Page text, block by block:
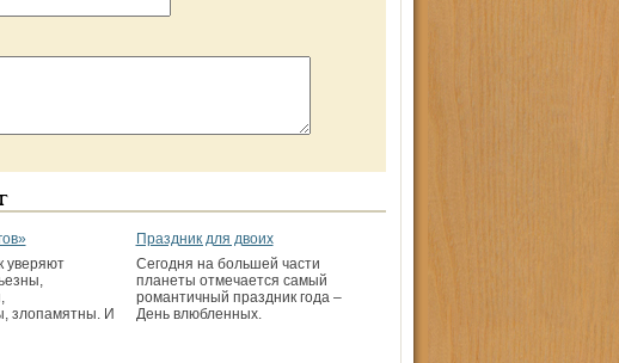
уверяют
злопамятны. И
Праздник для двоих
Сегодня на большей части
планеты отмечается самый
романтичный праздник года –
День влюбленных.